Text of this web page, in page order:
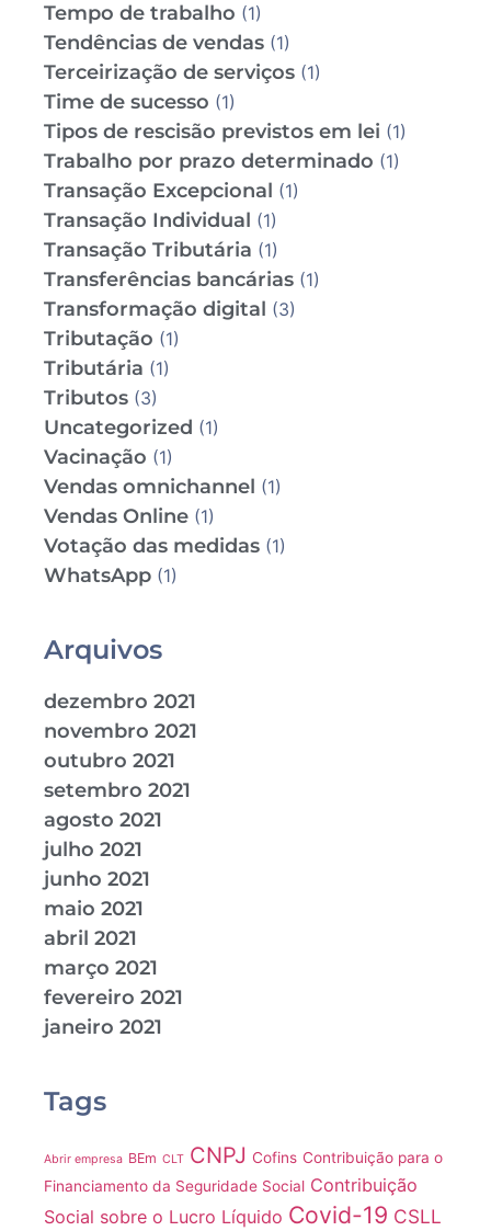
Tempo de trabalho (1)
Tendências de vendas (1)
Terceirização de serviços (1)
Time de sucesso (1)
Tipos de rescisão previstos em lei (1)
Trabalho por prazo determinado (1)
Transação Excepcional (1)
Transação Individual (1)
Transação Tributária (1)
Transferências bancárias (1)
Transformação digital (3)
Tributação (1)
Tributária (1)
Tributos (3)
Uncategorized (1)
Vacinação (1)
Vendas omnichannel (1)
Vendas Online (1)
Votação das medidas (1)
WhatsApp (1)
Arquivos
dezembro 2021
novembro 2021
outubro 2021
setembro 2021
agosto 2021
julho 2021
junho 2021
maio 2021
abril 2021
março 2021
fevereiro 2021
janeiro 2021
Tags
Abrir empresa BEm CLT CNPJ Cofins Contribuição para o
Financiamento da Seguridade Social Contribuição
Social sobre o Lucro Líquido Covid-19 CSLL